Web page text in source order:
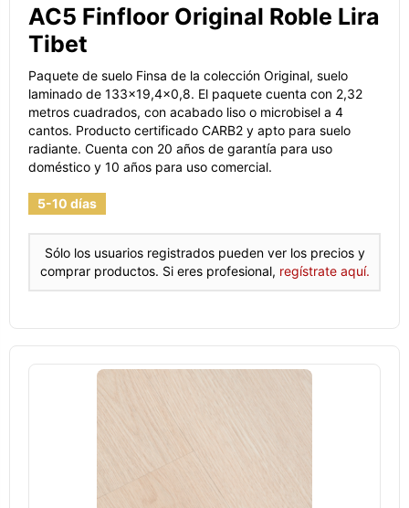
AC5 Finfloor Original Roble Lira
Tibet
Paquete de suelo Finsa de la colección Original, suelo
laminado de 133x19,4x0,8. El paquete cuenta con 2,32
metros cuadrados, con acabado liso o microbisel a 4
cantos. Producto certificado CARB2 y apto para suelo
radiante. Cuenta con 20 años de garantía para uso
doméstico y 10 años para uso comercial.
5-10 días
Sólo los usuarios registrados pueden ver los precios y
comprar productos. Si eres profesional, regístrate aquí.